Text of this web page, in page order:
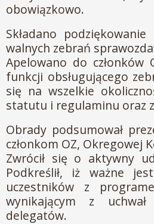
obowiązkowo.
Składano
walnych zebrań
Apelowano do
funkcji obsługującego
się na wszelkie
statutu i regulaminu oraz
Obrady podsumował
członkom OZ, Okregowej
Zwrócił się o aktywny
Podkreślił, iż ważne
uczestników z
wynikającym z
delegatów.